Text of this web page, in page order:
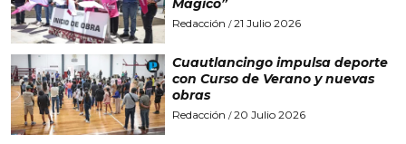
Mágico”
Redacción /21 Julio 2026
Cuautlancingo impulsa deporte
con Curso de Verano y nuevas
obras
Redacción /20 Julio 2026